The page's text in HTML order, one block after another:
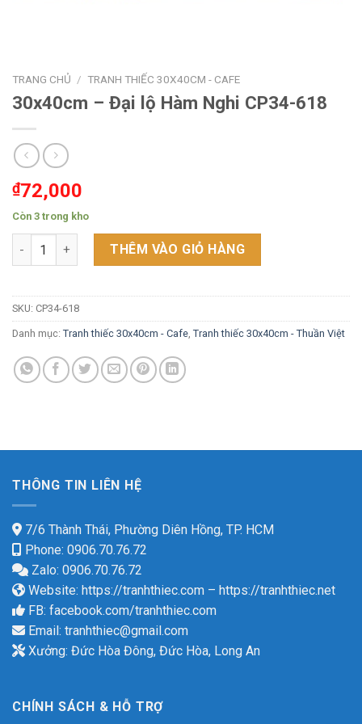
TRANG CHỦ / TRANH THIẾC 30X40CM - CAFE
30x40cm – Đại lộ Hàm Nghi CP34-618
₫72,000
Còn 3 trong kho
30x40cm - Đại lộ Hàm Nghi CP34-618 số lượng
THÊM VÀO GIỎ HÀNG
SKU: CP34-618
Danh mục: Tranh thiếc 30x40cm - Cafe, Tranh thiếc 30x40cm - Thuần Việt
THÔNG TIN LIÊN HỆ
7/6 Thành Thái, Phường Diên Hồng, TP. HCM
Phone: 0906.70.76.72
Zalo: 0906.70.76.72
Website: https://tranhthiec.com – https://tranhthiec.net
FB: facebook.com/tranhthiec.com
Email: tranhthiec@gmail.com
Xưởng: Đức Hòa Đông, Đức Hòa, Long An
CHÍNH SÁCH & HỖ TRỢ